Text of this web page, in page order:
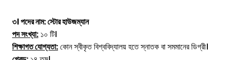
৩। পদের নাম: স্টোর হাউজম্যান
পদ সংখ্যা: ১০ টি।
শিক্ষাগত যোগ্যতা:কোন স্বীকৃত বিশ্ববিদ্যালয় হতে স্নাতক বা সমমানের ডিগ্রী।